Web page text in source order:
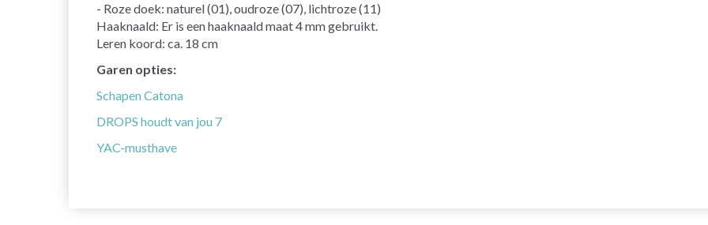
- Roze doek: naturel (01), oudroze (07), lichtroze (11)
Haaknaald: Er is een haaknaald maat 4 mm gebruikt.
Leren koord: ca. 18 cm
Garen opties:
Schapen Catona
DROPS houdt van jou 7
YAC-musthave